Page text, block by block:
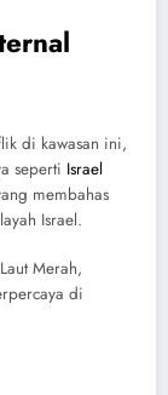
di kawasan ini,
seperti Israel
membahas
Israel.
Merah,
di